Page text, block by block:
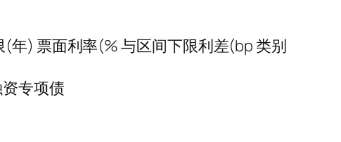
年) 票面利率(% 与区间下限利差(bp 类别
资专项债